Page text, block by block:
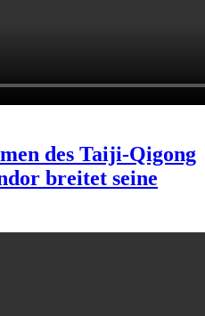
des Taiji-Qigong
breitet seine